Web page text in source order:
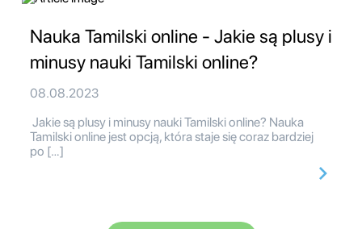
Nauka Tamilski online - Jakie są plusy i
minusy nauki Tamilski online?
08.08.2023
Jakie są plusy i minusy nauki Tamilski online? Nauka
Tamilski online jest opcją, która staje się coraz bardziej
po […]